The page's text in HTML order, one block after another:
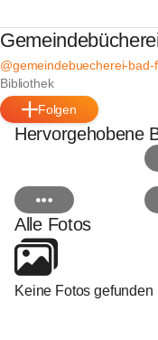
@gemeindebuecherei-bad-
Bibliothek
Folgen
Hervorgehobene
Alle Fotos
Keine Fotos gefunden